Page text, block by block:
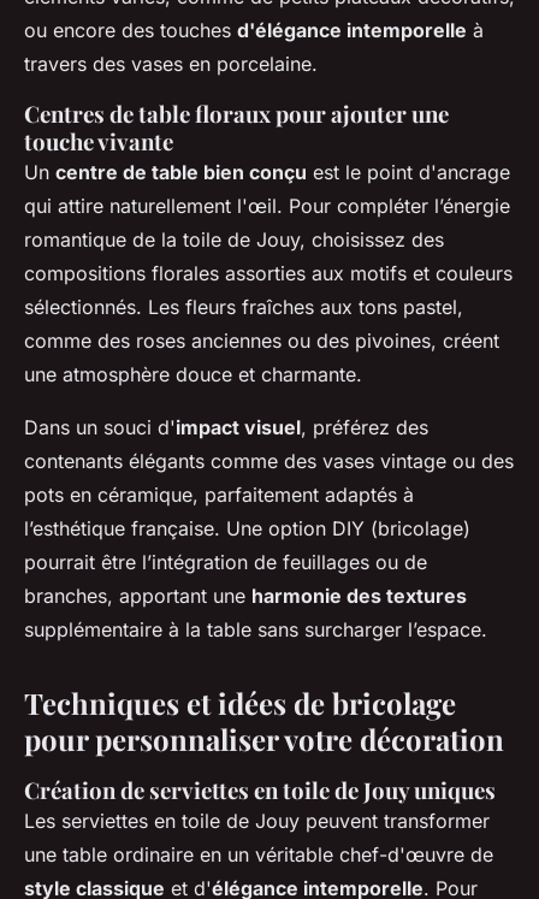
ou encore des touches d'élégance intemporelle à
travers des vases en porcelaine.
Centres de table floraux pour ajouter une
touche vivante
Un centre de table bien conçu est le point d'ancrage
qui attire naturellement l'œil. Pour compléter l’énergie
romantique de la toile de Jouy, choisissez des
compositions florales assorties aux motifs et couleurs
sélectionnés. Les fleurs fraîches aux tons pastel,
comme des roses anciennes ou des pivoines, créent
une atmosphère douce et charmante.
Dans un souci d'impact visuel, préférez des
contenants élégants comme des vases vintage ou des
pots en céramique, parfaitement adaptés à
l’esthétique française. Une option DIY (bricolage)
pourrait être l’intégration de feuillages ou de
branches, apportant une harmonie des textures
supplémentaire à la table sans surcharger l’espace.
Techniques et idées de bricolage
pour personnaliser votre décoration
Création de serviettes en toile de Jouy uniques
Les serviettes en toile de Jouy peuvent transformer
une table ordinaire en un véritable chef-d'œuvre de
style classique et d'élégance intemporelle. Pour